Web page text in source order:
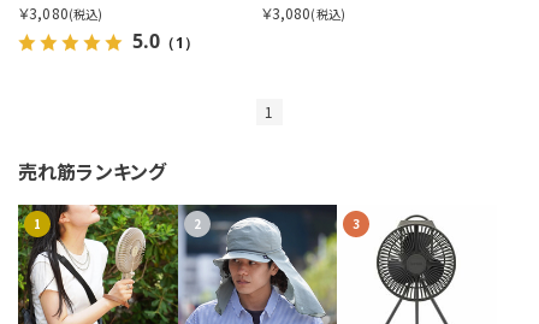
￥3,080(税込)
5.0 （1）
￥3,080(税込)
1
売れ筋ランキング
1 2 3